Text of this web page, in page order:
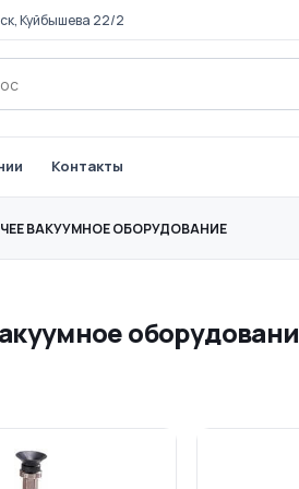
Куйбышева 22/2
Контакты
ВАКУУМНОЕ ОБОРУДОВАНИЕ